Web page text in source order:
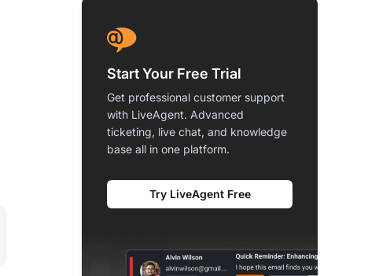
Start Your Free Trial
Get professional customer support
with LiveAgent. Advanced
ticketing, live chat, and knowledge
base all in one platform.
Try LiveAgent Free